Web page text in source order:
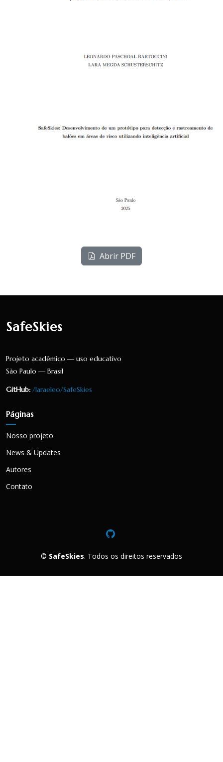
Abrir PDF
SafeSkies
Projeto acadêmico — uso educativo
São Paulo — Brasil
GitHub: /laraeleo/SafeSkies
Páginas
Nosso projeto
News & Updates
Autores
Contato
© SafeSkies. Todos os direitos reservados